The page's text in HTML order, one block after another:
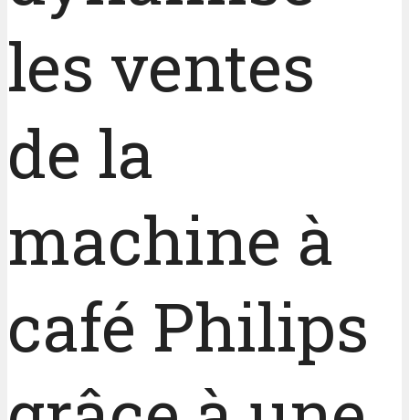
les ventes
de la
machine à
café Philips